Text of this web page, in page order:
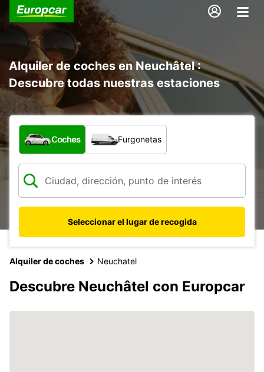
Alquiler de coches en Neuchâtel :
Descubre todas nuestras estaciones
¿Qué tipo de vehículo?
Coches Furgonetas
Seleccionar el lugar de recogida
Alquiler de coches Neuchatel
Descubre Neuchâtel con Europcar